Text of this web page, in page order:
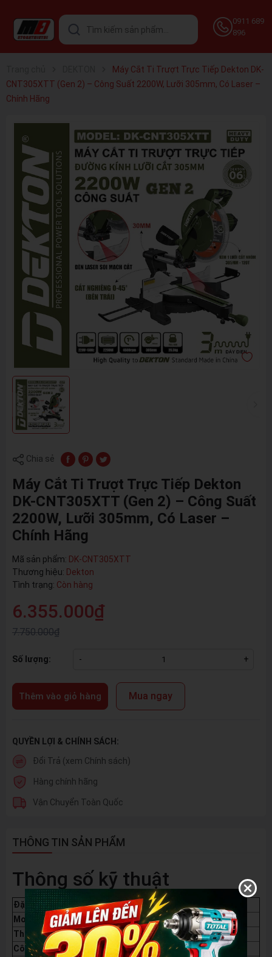
0911 689
896
Máy Cắt Ti Trượt Trực Tiếp Dekton DK-
CNT305XTT (Gen 2) – Công Suất 2200W, Lưỡi 305mm, Có Laser –
Chính Hãng
Chia sẻ
Máy Cắt Ti Trượt Trực Tiếp Dekton
DK-CNT305XTT (Gen 2) – Công Suất
2200W, Lưỡi 305mm, Có Laser –
Chính Hãng
Mã sản phẩm: DK-CNT305XTT
Thương hiệu: Dekton
Tình trạng: Còn hàng
6.355.000₫
7.750.000₫
Số lượng: - +
Thêm vào giỏ hàng Mua ngay
QUYỀN LỢI & CHÍNH SÁCH:
Đổi Trả (xem Chính sách)
Hàng chính hãng
Vận Chuyển Toàn Quốc
THÔNG TIN SẢN PHẨM
Thông số kỹ thuật
Đặc điểm
Thông số chi tiết
Model
DK-CNT305XTT (Thế hệ Gen 2)
Thương hiệu
Dekton
Công suất
2200W